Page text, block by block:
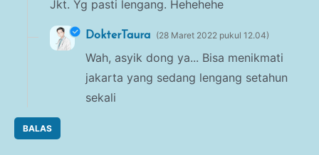
Jkt. Yg pasti lengang. Hehehehe
BALAS
DokterTaura 28 Maret 2022 pukul 12.04
Wah, asyik dong ya... Bisa menikmati
jakarta yang sedang lengang setahun
sekali